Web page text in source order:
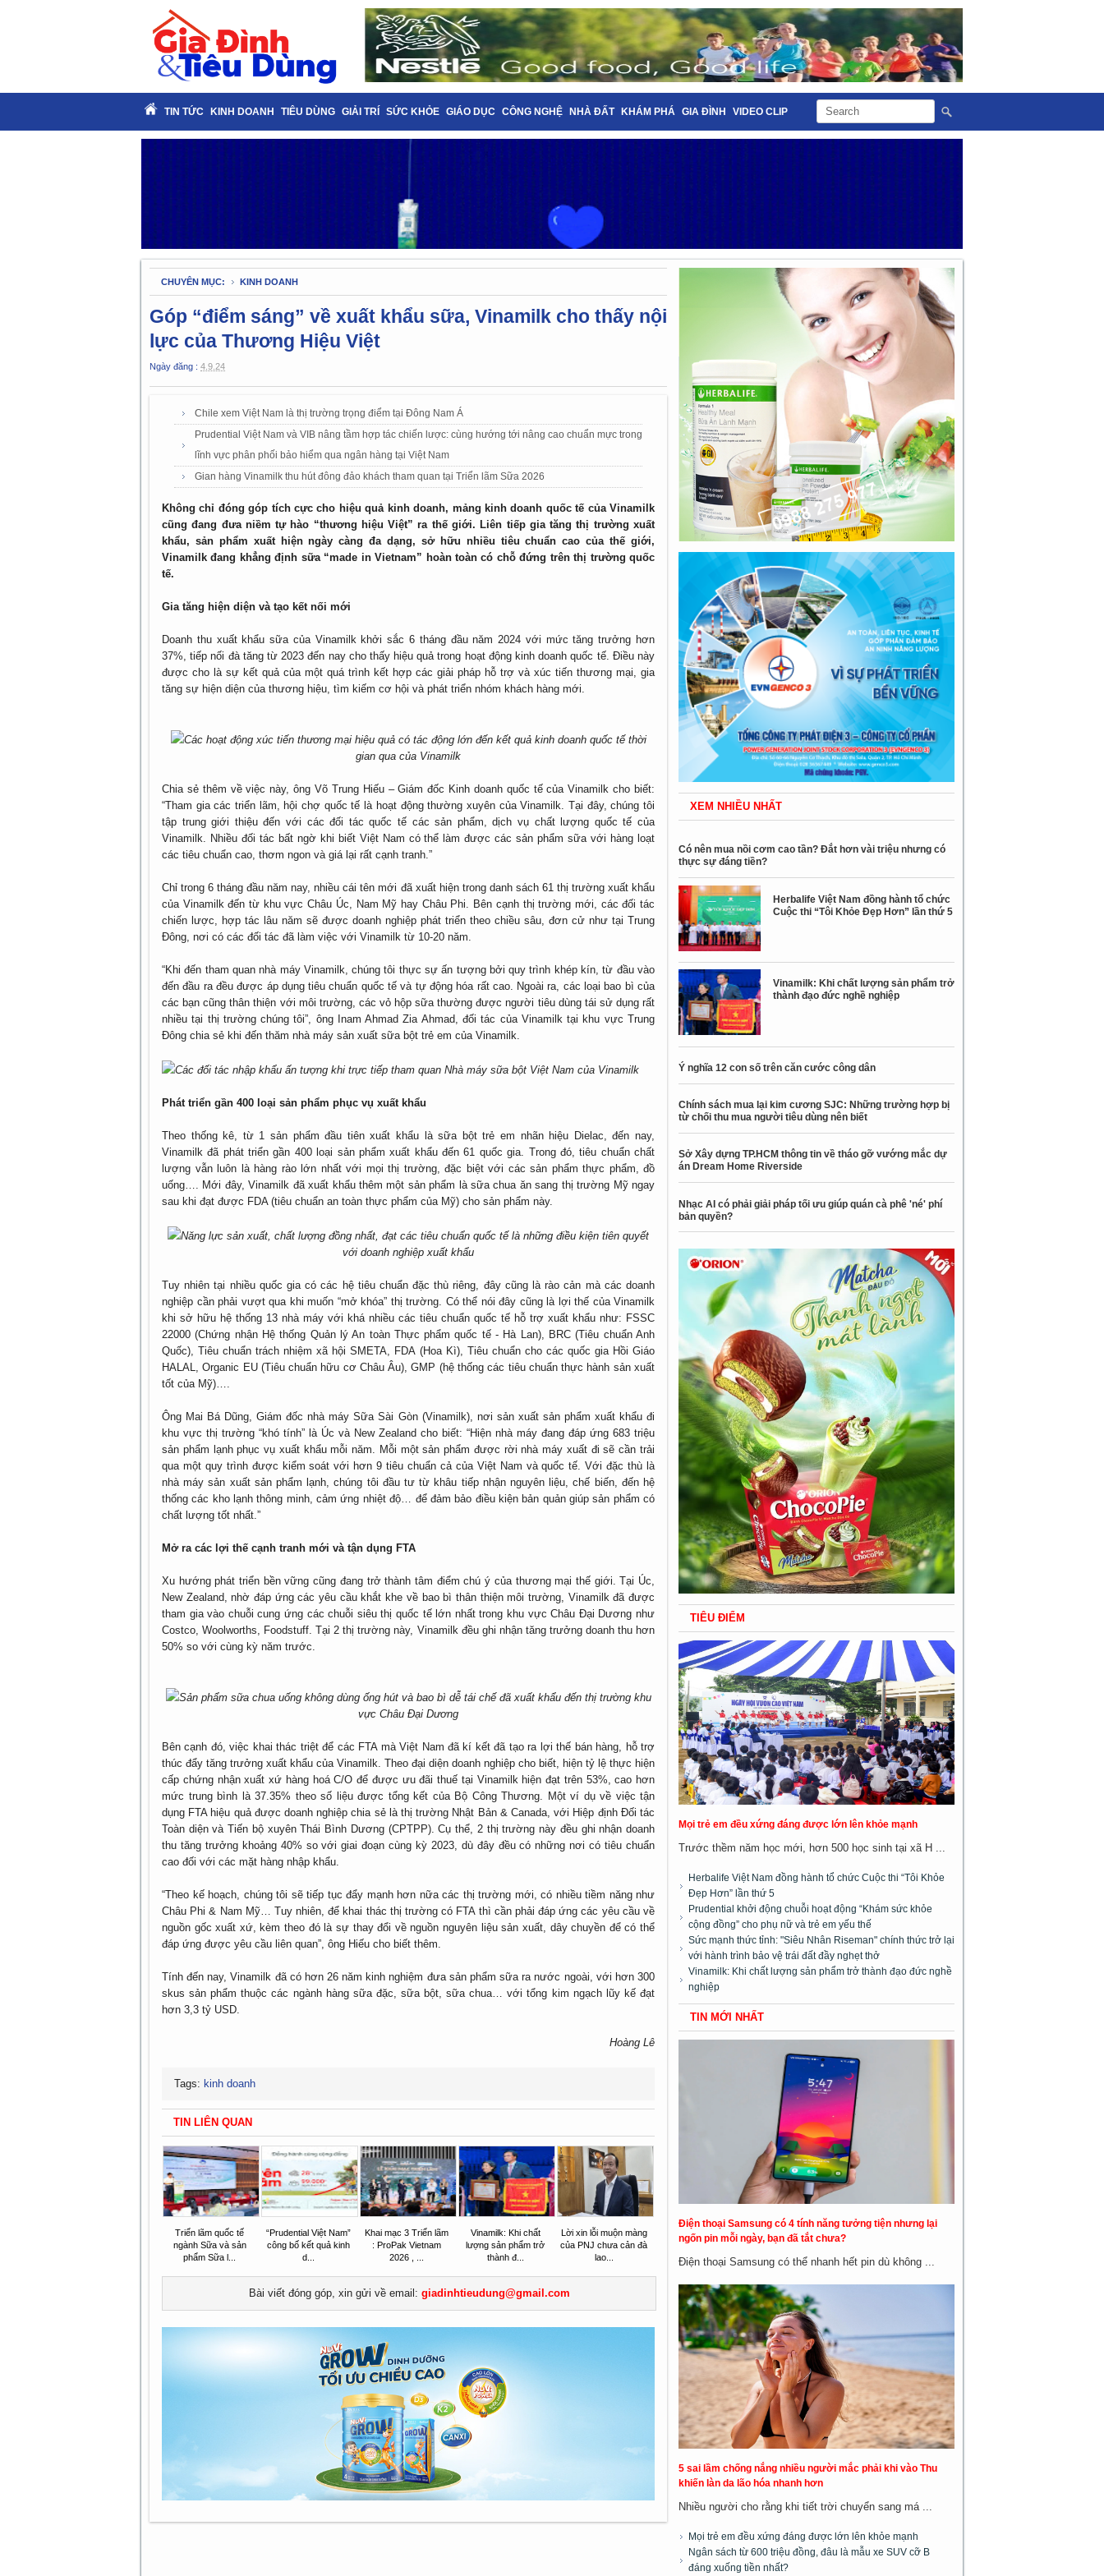
TIN TỨC KINH DOANH TIÊU DÙNG GIẢI TRÍ SỨC KHỎE GIÁO DỤC CÔNG NGHỆ NHÀ ĐẤT KHÁM PHÁ GIA ĐÌNH VIDEO CLIP
CHUYÊN MỤC: KINH DOANH
Góp “điểm sáng” về xuất khẩu sữa, Vinamilk cho thấy nội
lực của Thương Hiệu Việt
Ngày đăng : 4.9.24
Chile xem Việt Nam là thị trường trọng điểm tại Đông Nam Á
Prudential Việt Nam và VIB nâng tầm hợp tác chiến lược: cùng hướng tới nâng cao chuẩn mực trong
lĩnh vực phân phối bảo hiểm qua ngân hàng tại Việt Nam
Gian hàng Vinamilk thu hút đông đảo khách tham quan tại Triển lãm Sữa 2026
Không chỉ đóng góp tích cực cho hiệu quả kinh doanh, mảng kinh doanh quốc tế của Vinamilk
cũng đang đưa niềm tự hào “thương hiệu Việt” ra thế giới. Liên tiếp gia tăng thị trường xuất
khẩu, sản phẩm xuất hiện ngày càng đa dạng, sở hữu nhiều tiêu chuẩn cao của thế giới,
Vinamilk đang khẳng định sữa “made in Vietnam” hoàn toàn có chỗ đứng trên thị trường quốc
tế.
Gia tăng hiện diện và tạo kết nối mới
Doanh thu xuất khẩu sữa của Vinamilk khởi sắc 6 tháng đầu năm 2024 với mức tăng trưởng hơn
37%, tiếp nối đà tăng từ 2023 đến nay cho thấy hiệu quả trong hoạt động kinh doanh quốc tế. Điều này
được cho là sự kết quả của một quá trình kết hợp các giải pháp hỗ trợ và xúc tiến thương mại, gia
tăng sự hiện diện của thương hiệu, tìm kiếm cơ hội và phát triển nhóm khách hàng mới.
Các hoạt động xúc tiến thương mại hiệu quả có tác động lớn đến kết quả kinh doanh quốc tế thời
gian qua của Vinamilk
Chia sẻ thêm về việc này, ông Võ Trung Hiếu – Giám đốc Kinh doanh quốc tế của Vinamilk cho biết:
“Tham gia các triển lãm, hội chợ quốc tế là hoạt động thường xuyên của Vinamilk. Tại đây, chúng tôi
tập trung giới thiệu đến với các đối tác quốc tế các sản phẩm, dịch vụ chất lượng quốc tế của
Vinamilk. Nhiều đối tác bất ngờ khi biết Việt Nam có thể làm được các sản phẩm sữa với hàng loạt
các tiêu chuẩn cao, thơm ngon và giá lại rất cạnh tranh.”
Chỉ trong 6 tháng đầu năm nay, nhiều cái tên mới đã xuất hiện trong danh sách 61 thị trường xuất khẩu
của Vinamilk đến từ khu vực Châu Úc, Nam Mỹ hay Châu Phi. Bên cạnh thị trường mới, các đối tác
chiến lược, hợp tác lâu năm sẽ được doanh nghiệp phát triển theo chiều sâu, đơn cử như tại Trung
Đông, nơi có các đối tác đã làm việc với Vinamilk từ 10-20 năm.
“Khi đến tham quan nhà máy Vinamilk, chúng tôi thực sự ấn tượng bởi quy trình khép kín, từ đầu vào
đến đầu ra đều được áp dụng tiêu chuẩn quốc tế và tự động hóa rất cao. Ngoài ra, các loại bao bì của
các bạn cũng thân thiện với môi trường, các vỏ hộp sữa thường được người tiêu dùng tái sử dụng rất
nhiều tại thị trường chúng tôi”, ông Inam Ahmad Zia Ahmad, đối tác của Vinamilk tại khu vực Trung
Đông chia sẻ khi đến thăm nhà máy sản xuất sữa bột trẻ em của Vinamilk.
Các đối tác nhập khẩu ấn tượng khi trực tiếp tham quan Nhà máy sữa bột Việt Nam của Vinamilk
Phát triển gần 400 loại sản phẩm phục vụ xuất khẩu
Theo thống kê, từ 1 sản phẩm đầu tiên xuất khẩu là sữa bột trẻ em nhãn hiệu Dielac, đến nay,
Vinamilk đã phát triển gần 400 loại sản phẩm xuất khẩu đến 61 quốc gia. Trong đó, tiêu chuẩn chất
lượng vẫn luôn là hàng rào lớn nhất với mọi thị trường, đặc biệt với các sản phẩm thực phẩm, đồ
uống…. Mới đây, Vinamilk đã xuất khẩu thêm một sản phẩm là sữa chua ăn sang thị trường Mỹ ngay
sau khi đạt được FDA (tiêu chuẩn an toàn thực phẩm của Mỹ) cho sản phẩm này.
Năng lực sản xuất, chất lượng đồng nhất, đạt các tiêu chuẩn quốc tế là những điều kiện tiên quyết
với doanh nghiệp xuất khẩu
Tuy nhiên tại nhiều quốc gia có các hệ tiêu chuẩn đặc thù riêng, đây cũng là rào cản mà các doanh
nghiệp cần phải vượt qua khi muốn “mở khóa” thị trường. Có thể nói đây cũng là lợi thế của Vinamilk
khi sở hữu hệ thống 13 nhà máy với khá nhiều các tiêu chuẩn quốc tế hỗ trợ xuất khẩu như: FSSC
22000 (Chứng nhận Hệ thống Quản lý An toàn Thực phẩm quốc tế - Hà Lan), BRC (Tiêu chuẩn Anh
Quốc), Tiêu chuẩn trách nhiệm xã hội SMETA, FDA (Hoa Kì), Tiêu chuẩn cho các quốc gia Hồi Giáo
HALAL, Organic EU (Tiêu chuẩn hữu cơ Châu Âu), GMP (hệ thống các tiêu chuẩn thực hành sản xuất
tốt của Mỹ)….
Ông Mai Bá Dũng, Giám đốc nhà máy Sữa Sài Gòn (Vinamilk), nơi sản xuất sản phẩm xuất khẩu đi
khu vực thị trường “khó tính” là Úc và New Zealand cho biết: “Hiện nhà máy đang đáp ứng 683 triệu
sản phẩm lạnh phục vụ xuất khẩu mỗi năm. Mỗi một sản phẩm được rời nhà máy xuất đi sẽ cần trải
qua một quy trình được kiểm soát với hơn 9 tiêu chuẩn cả của Việt Nam và quốc tế. Với đặc thù là
nhà máy sản xuất sản phẩm lạnh, chúng tôi đầu tư từ khâu tiếp nhận nguyên liệu, chế biến, đến hệ
thống các kho lạnh thông minh, cảm ứng nhiệt độ… để đảm bảo điều kiện bản quản giúp sản phẩm có
chất lượng tốt nhất.”
Mở ra các lợi thế cạnh tranh mới và tận dụng FTA
Xu hướng phát triển bền vững cũng đang trở thành tâm điểm chú ý của thương mại thế giới. Tại Úc,
New Zealand, nhờ đáp ứng các yêu cầu khắt khe về bao bì thân thiện môi trường, Vinamilk đã được
tham gia vào chuỗi cung ứng các chuỗi siêu thị quốc tế lớn nhất trong khu vực Châu Đại Dương như
Costco, Woolworths, Foodstuff. Tại 2 thị trường này, Vinamilk đều ghi nhận tăng trưởng doanh thu hơn
50% so với cùng kỳ năm trước.
Sản phẩm sữa chua uống không dùng ống hút và bao bì dễ tái chế đã xuất khẩu đến thị trường khu
vực Châu Đại Dương
Bên cạnh đó, việc khai thác triệt để các FTA mà Việt Nam đã kí kết đã tạo ra lợi thế bán hàng, hỗ trợ
thúc đẩy tăng trưởng xuất khẩu của Vinamilk. Theo đại diện doanh nghiệp cho biết, hiện tỷ lệ thực hiện
cấp chứng nhận xuất xứ hàng hoá C/O để được ưu đãi thuế tại Vinamilk hiện đạt trên 53%, cao hơn
mức trung bình là 37.35% theo số liệu được tổng kết của Bộ Công Thương. Một ví dụ về việc tận
dụng FTA hiệu quả được doanh nghiệp chia sẻ là thị trường Nhật Bản & Canada, với Hiệp định Đối tác
Toàn diện và Tiến bộ xuyên Thái Bình Dương (CPTPP). Cụ thể, 2 thị trường này đều ghi nhận doanh
thu tăng trưởng khoảng 40% so với giai đoạn cùng kỳ 2023, dù đây đều có những nơi có tiêu chuẩn
cao đối với các mặt hàng nhập khẩu.
“Theo kế hoạch, chúng tôi sẽ tiếp tục đẩy mạnh hơn nữa các thị trường mới, có nhiều tiềm năng như
Châu Phi & Nam Mỹ… Tuy nhiên, để khai thác thị trường có FTA thì cần phải đáp ứng các yêu cầu về
nguồn gốc xuất xứ, kèm theo đó là sự thay đổi về nguồn nguyên liệu sản xuất, dây chuyền để có thể
đáp ứng được yêu cầu liên quan”, ông Hiếu cho biết thêm.
Tính đến nay, Vinamilk đã có hơn 26 năm kinh nghiệm đưa sản phẩm sữa ra nước ngoài, với hơn 300
skus sản phẩm thuộc các ngành hàng sữa đặc, sữa bột, sữa chua… với tổng kim ngạch lũy kế đạt
hơn 3,3 tỷ USD.
Hoàng Lê
Tags: kinh doanh
TIN LIÊN QUAN
Triển lãm quốc tế
ngành Sữa và sản
phẩm Sữa l...
“Prudential Việt Nam”
công bố kết quả kinh
d...
Khai mạc 3 Triển lãm
: ProPak Vietnam
2026 , ...
Vinamilk: Khi chất
lượng sản phẩm trở
thành đ...
Lời xin lỗi muộn màng
của PNJ chưa cản đà
lao...
Bài viết đóng góp, xin gửi về email: giadinhtieudung@gmail.com
XEM NHIỀU NHẤT
Có nên mua nồi cơm cao tần? Đắt hơn vài triệu nhưng có
thực sự đáng tiền?
Herbalife Việt Nam đồng hành tổ chức
Cuộc thi “Tôi Khỏe Đẹp Hơn” lần thứ 5
Vinamilk: Khi chất lượng sản phẩm trở
thành đạo đức nghề nghiệp
Ý nghĩa 12 con số trên căn cước công dân
Chính sách mua lại kim cương SJC: Những trường hợp bị
từ chối thu mua người tiêu dùng nên biết
Sở Xây dựng TP.HCM thông tin về tháo gỡ vướng mắc dự
án Dream Home Riverside
Nhạc AI có phải giải pháp tối ưu giúp quán cà phê 'né' phí
bản quyền?
TIÊU ĐIỂM
Mọi trẻ em đều xứng đáng được lớn lên khỏe mạnh
Trước thềm năm học mới, hơn 500 học sinh tại xã H ...
Herbalife Việt Nam đồng hành tổ chức Cuộc thi “Tôi Khỏe
Đẹp Hơn” lần thứ 5
Prudential khởi động chuỗi hoạt động “Khám sức khỏe
cộng đồng” cho phụ nữ và trẻ em yếu thế
Sức mạnh thức tỉnh: "Siêu Nhân Riseman" chính thức trở lại
với hành trình bảo vệ trái đất đầy nghẹt thở
Vinamilk: Khi chất lượng sản phẩm trở thành đạo đức nghề
nghiệp
TIN MỚI NHẤT
Điện thoại Samsung có 4 tính năng tưởng tiện nhưng lại
ngốn pin mỗi ngày, bạn đã tắt chưa?
Điện thoại Samsung có thể nhanh hết pin dù không ...
5 sai lầm chống nắng nhiều người mắc phải khi vào Thu
khiến làn da lão hóa nhanh hơn
Nhiều người cho rằng khi tiết trời chuyển sang má ...
Mọi trẻ em đều xứng đáng được lớn lên khỏe mạnh
Ngân sách từ 600 triệu đồng, đâu là mẫu xe SUV cỡ B
đáng xuống tiền nhất?